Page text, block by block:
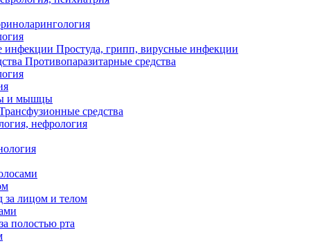
Простуда, грипп, вирусные инфекции
Противопаразитарные средства
и мышцы
средства
нефрология
за лицом и телом
полостью рта